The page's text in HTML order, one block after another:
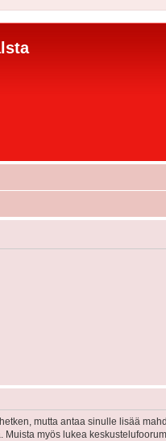
mutta antaa sinulle lisää
myös lukea